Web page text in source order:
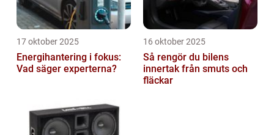
17 oktober 2025
Energihantering i fokus:
Vad säger experterna?
16 oktober 2025
Så rengör du bilens
innertak från smuts och
fläckar